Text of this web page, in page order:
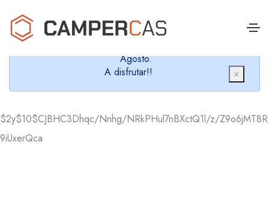
Cerramos en verano, que nos queremos dar un
chapuzón y refrescarnos.
Agosto.
A disfrutar!!
×
$2y$10$CJBHC3Dhqc/Nnhg/NRkPHul7nBXctQ1l/z/Z9o6jMT8R
9iUxerQca